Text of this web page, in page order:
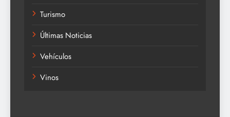
Turismo
Últimas Noticias
Vehículos
Vinos